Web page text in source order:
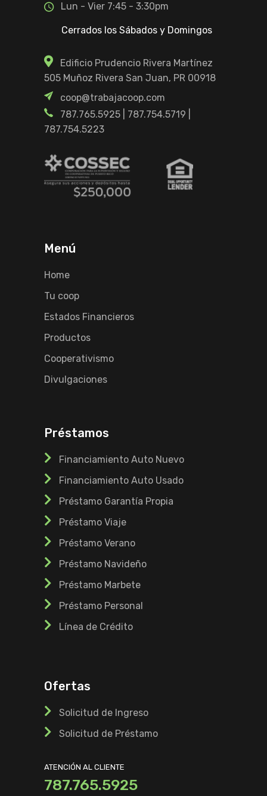
Lun - Vier 7:45 - 3:30pm
Cerrados los Sábados y Domingos
Edificio Prudencio Rivera Martínez
505 Muñoz Rivera San Juan, PR 00918
coop@trabajacoop.com
787.765.5925
787.754.5719
787.754.5223
Menú
Home
Tu coop
Estados Financieros
Productos
Cooperativismo
Divulgaciones
Préstamos
Financiamiento Auto Nuevo
Financiamiento Auto Usado
Préstamo Garantía Propia
Préstamo Viaje
Préstamo Verano
Préstamo Navideño
Préstamo Marbete
Préstamo Personal
Línea de Crédito
Ofertas
Solicitud de Ingreso
Solicitud de Préstamo
ATENCIÓN AL CLIENTE
787.765.5925